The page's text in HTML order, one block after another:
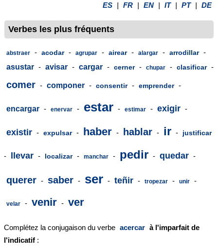
ES | FR | EN | IT | PT | DE
Verbes les plus fréquents
abstraer - acodar - agrupar - airear - alargar - arrodillar -
asustar - avisar - cargar - cerner - chupar - clasificar -
comer - componer - consentir - emprender -
encargar - enervar - estar - estimar - exigir -
existir - expulsar - haber - hablar - ir - justificar
- llevar - localizar - manchar - pedir - quedar -
querer - saber - ser - teñir - tropezar - unir -
velar - venir - ver
Complétez la conjugaison du verbe acercar à l'imparfait de
l'indicatif :